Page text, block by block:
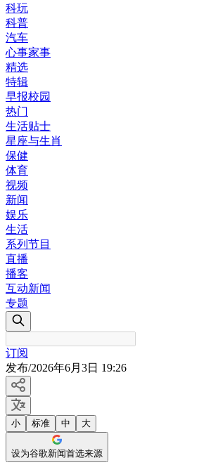
科玩
科普
汽车
心事家事
精选
特辑
早报校园
热门
生活贴士
星座与生肖
保健
体育
视频
新闻
娱乐
生活
系列节目
直播
播客
互动新闻
专题
订阅
发布/2026年6月3日 19:26
小 标准 中 大
设为谷歌新闻首选来源